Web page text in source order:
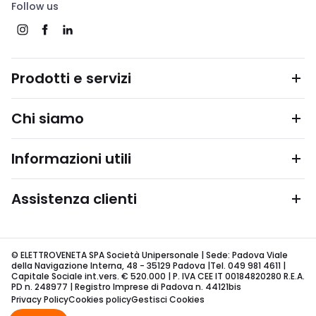
Follow us
Prodotti e servizi
Chi siamo
Informazioni utili
Assistenza clienti
© ELETTROVENETA SPA Società Unipersonale | Sede: Padova Viale
della Navigazione Interna, 48 - 35129 Padova |Tel. 049 981 4611 |
Capitale Sociale int.vers. € 520.000 | P. IVA CEE IT 00184820280 R.E.A.
PD n. 248977 | Registro Imprese di Padova n. 44121bis
Privacy PolicyCookies policyGestisci Cookies